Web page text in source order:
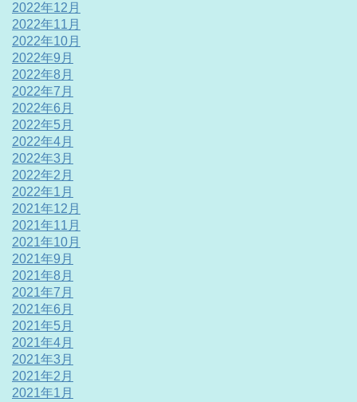
2022年12月
2022年11月
2022年10月
2022年9月
2022年8月
2022年7月
2022年6月
2022年5月
2022年4月
2022年3月
2022年2月
2022年1月
2021年12月
2021年11月
2021年10月
2021年9月
2021年8月
2021年7月
2021年6月
2021年5月
2021年4月
2021年3月
2021年2月
2021年1月